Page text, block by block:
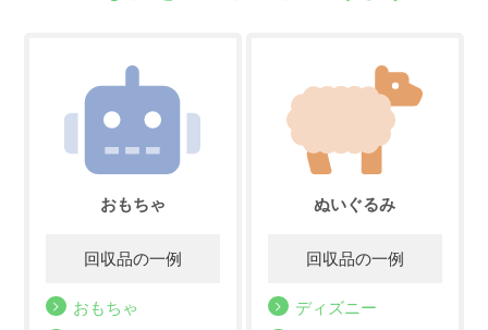
おもちゃ
おもちゃ
ぬいぐるみ
ディズニー